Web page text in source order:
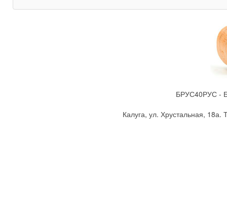
БРУС40РУС -
Калуга, ул. Хрустальная,